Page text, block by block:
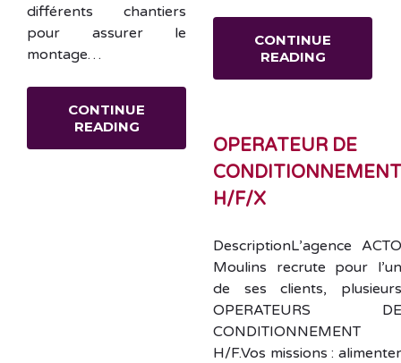
différents chantiers
pour assurer le
montage…
CONTINUE
READING
CONTINUE
READING
OPERATEUR DE
H/F/X
DescriptionL’agence
Moulins recrute pour
de ses clients,
OPERATEURS
CONDITIONNEMENT
H/F.Vos missions :